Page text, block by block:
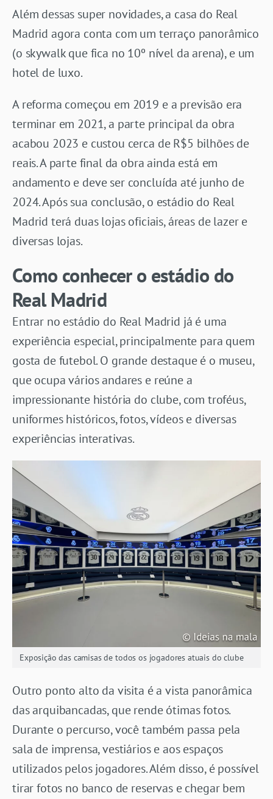
Além dessas super novidades, a casa do Real
Madrid agora conta com um terraço panorâmico
(o skywalk que fica no 10º nível da arena), e um
hotel de luxo.
A reforma começou em 2019 e a previsão era
terminar em 2021, a parte principal da obra
acabou 2023 e custou cerca de R$5 bilhões de
reais. A parte final da obra ainda está em
andamento e deve ser concluída até junho de
2024. Após sua conclusão, o estádio do Real
Madrid terá duas lojas oficiais, áreas de lazer e
diversas lojas.
Como conhecer o estádio do
Real Madrid
Entrar no estádio do Real Madrid já é uma
experiência especial, principalmente para quem
gosta de futebol. O grande destaque é o museu,
que ocupa vários andares e reúne a
impressionante história do clube, com troféus,
uniformes históricos, fotos, vídeos e diversas
experiências interativas.
Exposição das camisas de todos os jogadores atuais do clube
Outro ponto alto da visita é a vista panorâmica
das arquibancadas, que rende ótimas fotos.
Durante o percurso, você também passa pela
sala de imprensa, vestiários e aos espaços
utilizados pelos jogadores. Além disso, é possível
tirar fotos no banco de reservas e chegar bem